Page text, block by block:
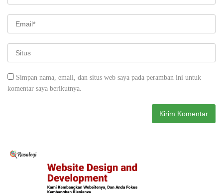
Simpan nama, email, dan situs web saya pada peramban ini untuk
komentar saya berikutnya.